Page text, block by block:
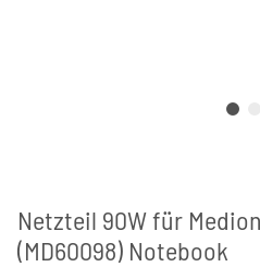
Netzteil 90W für
(MD60098) Notebook